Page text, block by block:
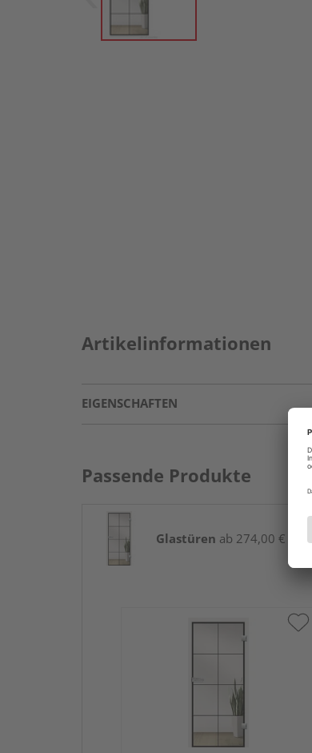
Artikelinformationen
EIGENSCHAFTEN
Passende Produkte
Glastüren ab 274,00 € / Stk.